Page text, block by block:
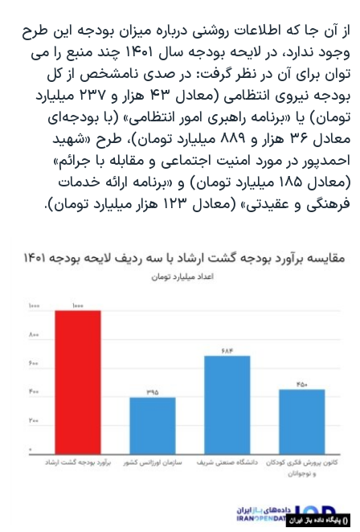
از آن جا که اطلاعات روشنی درباره میزان بودجه این طرح
وجود ندارد، در لایحه بودجه سال ۱۴۰۱ چند منبع را می
توان برای آن در نظر گرفت: در صدی نامشخص از کل
بودجه نیروی انتظامی (معادل ۴۳ هزار و ۲۳۷ میلیارد
تومان) یا «برنامه راهبری امور انتظامی» (با بودجه‌ای
معادل ۳۶ هزار و ۸۸۹ میلیارد تومان)، طرح «شهید
احمدپور در مورد امنیت اجتماعی و مقابله با جرائم»
(معادل ۱۸۵ میلیارد تومان) و «برنامه ارائه خدمات
فرهنگی و عقیدتی» (معادل ۱۲۳ هزار میلیارد تومان).